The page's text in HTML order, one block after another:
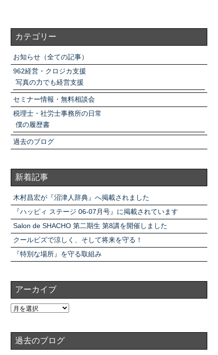
カテゴリー
お知らせ（全ての記事）
962経営・クロジカ支援
写真の力でも経営支援
セミナー情報・無料相談会
税理士・社労士事務所の日常
僕の履歴書
過去のブログ
新着記事
木村昌宏が『沼津人辞典』へ掲載されました
『ハッピィ ステージ 06-07月号』に掲載されています
Salon de SHACHO 第二期生 第8講を開催しました
クールビズで涼しく、そして将来を守る！
『特別な場所』を守る取組み
アーカイブ
過去のブログ